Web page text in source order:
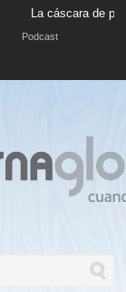
La cáscara de plátano
Podcast